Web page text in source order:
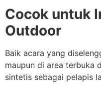
Cocok untuk
Outdoor
Baik acara yang
maupun di area terbuka
sintetis sebagai pelapis